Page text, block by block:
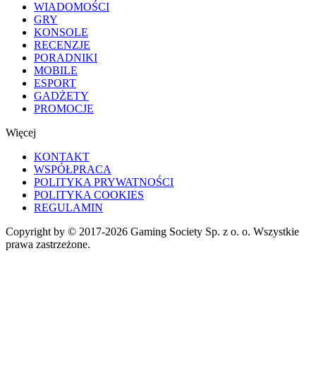
WIADOMOŚCI
GRY
KONSOLE
RECENZJE
PORADNIKI
MOBILE
ESPORT
GADŻETY
PROMOCJE
Więcej
KONTAKT
WSPÓŁPRACA
POLITYKA PRYWATNOŚCI
POLITYKA COOKIES
REGULAMIN
Copyright by © 2017-2026 Gaming Society Sp. z o. o. Wszystkie
prawa zastrzeżone.